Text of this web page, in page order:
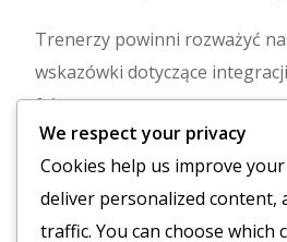
Trenerzy powinni rozważyć
wskazówki dotyczące
fałszywą:
Używaj podań z akcją
meczu, aby ustanowić
Mieszaj podania z akcją
We respect your privacy
Cookies help us improve
deliver personalized content,
traffic. You can choose which